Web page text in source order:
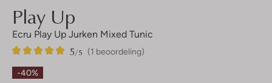
Play Up
Ecru Play Up Jurken Mixed Tunic
(1 beoordeling)
5/5
1
5
Sterren
-40%